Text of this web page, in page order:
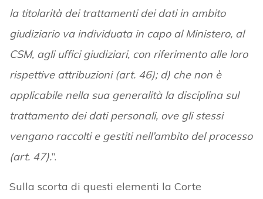
la titolarità dei trattamenti dei dati in ambito
giudiziario va individuata in capo al Ministero, al
CSM, agli uffici giudiziari, con riferimento alle loro
rispettive attribuzioni (art. 46); d) che non è
applicabile nella sua generalità la disciplina sul
trattamento dei dati personali, ove gli stessi
vengano raccolti e gestiti nell’ambito del processo
(art. 47).”.
Sulla scorta di questi elementi la Corte